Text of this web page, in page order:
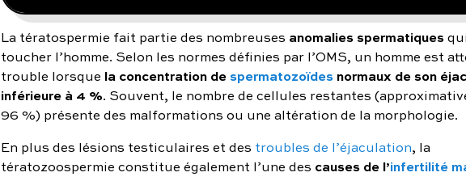
La tératospermie fait partie des nombreuses anomalies spermatiques
toucher l’homme. Selon les normes définies par l’OMS, un homme est
trouble lorsque la concentration de spermatozoïdesnormaux de son
inférieure à 4 %. Souvent, le nombre de cellules restantes
96 %) présente des malformations ou une altération de la morphologie.
En plus des lésions testiculaires et des troubles de l’éjaculation, la
tératozoospermie constitue également l’une des causes de l’infertilité